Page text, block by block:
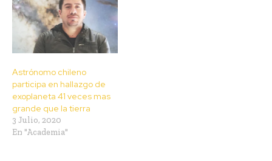
Astrónomo chileno
participa en hallazgo de
exoplaneta 41 veces mas
grande que la tierra
3 Julio, 2020
En "Academia"